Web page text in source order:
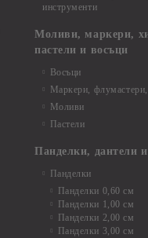
инструменти
Моливи, маркери,
пастели и восъци
Восъци
Маркери,
Моливи
Пастели
Панделки, дантели
Панделки
Панделки 0,60 см
Панделки 1,00 см
Панделки 2,00 см
Панделки 3,00 см